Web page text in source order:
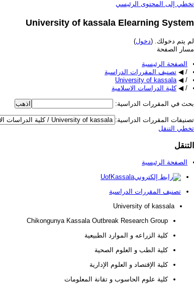
تخطي إلى المحتوى الرئيسي
University of kassala Elearning System
لم يتم دخولك. (دخول)
مسار الصفحة
الصفحة الرئيسية
/
◀ تصنيف المقررات الدراسية
/
◀
University of kassala
/
◀ كلية الدراسات الاسلامية
بحث في المقررات الدراسية:
تصنيفات المقررات الدراسية:
تخطي التنقل
التنقل
الصفحة الرئيسية
UofKassala
تصنيف المقررات الدراسية
University of kassala
Chikongunya Kassala Outbreak Research Group
كلية الزراعه و الموارد الطبيعية
كلية الطب و العلوم الصحية
كلية الإقتصاد و العلوم الإدارية
كلية علوم الحاسوب و تقانة المعلومات